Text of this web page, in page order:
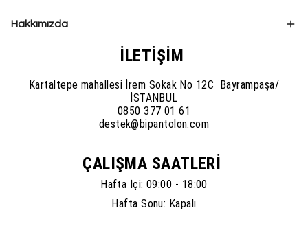
Hakkımızda
İLETİŞİM
Kartaltepe mahallesi İrem Sokak No 12C Bayrampaşa/
İSTANBUL
0850 377 01 61
destek@bipantolon.com
ÇALIŞMA SAATLERİ
Hafta İçi: 09:00 - 18:00
Hafta Sonu: Kapalı